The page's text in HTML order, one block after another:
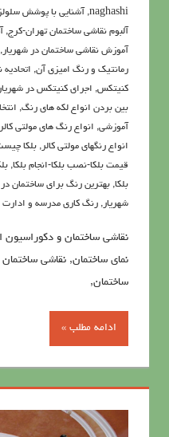
naghashi
, آشنايي با پوشش
آلبوم نقاشی ساختمان تهران-کرج,
آموزش نقاشی ساختمان در شهریار ,
رمانتیک و رنگ امیزی آن,
کنیتکس, اجرای کنیتکس در شهریار
بین بردن انواع لکه های رنگ,
آموزشی, انواع رنگ های مولتی کالر
انواع رنگهای مولتی کالر , بلکا
قیمت بلکا-نصب بلکا-انجام بلکا,
بلکا, بهترین رنگ برای ساختمان
شهریار , رنگ کاری مدرسه و ادارت
نقاشی ساختمان و
نمای ساختمان, نقاشی
ساختمان,
ادامه مطلب »